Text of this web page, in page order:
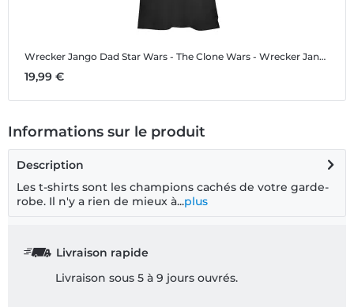
Wrecker Jango Dad Star Wars - The Clone Wars - Wrecker Jango Dad - Father's Day - Femme T-shirt
19,99 €
Informations sur le produit
Description
Les t-shirts sont les champions cachés de votre garde-
robe. Il n'y a rien de mieux à...plus
Livraison rapide
Livraison sous 5 à 9 jours ouvrés.